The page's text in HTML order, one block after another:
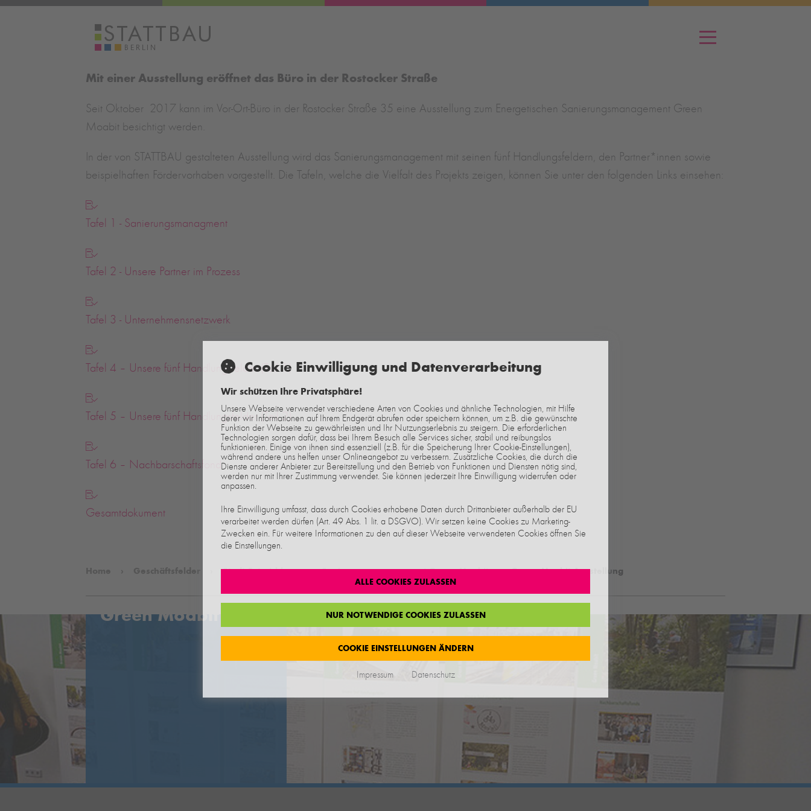
Mit einer Ausstellung eröffnet das Büro in der Rostocker Straße
Seit Oktober 2017 kann im Vor-Ort-Büro in der Rostocker Straße 35 eine Ausstellung zum Energetischen Sanierungsmanagement Green
Moabit besichtigt werden.
In der von STATTBAU gestalteten Ausstellung wird das Sanierungsmanagement mit seinen fünf Handlungsfeldern, den Partner*innen sowie
beispielhaften Fördervorhaben vorgestellt. Die Tafeln, welche die Vielfalt des Projekts zeigen, können Sie unter den folgenden Links einsehen:
Tafel 1 - Sanierungsmanagment
Tafel 2 - Unsere Partner im Prozess
Tafel 3 - Unternehmensnetzwerk
Tafel 4 – Unsere fünf Handlungsfelder (Teil 1)
Tafel 5 – Unsere fünf Handlungsfelder (Teil 2)
Tafel 6 – Nachbarschaftsfond
Gesamtdokument
Home Geschäftsfelder Stadt.Entwicklung Sanierungsmanagement Green Moabit Green Moabit Ausstellung
Green Moabit
Cookie Einwilligung und Datenverarbeitung
Wir schützen Ihre Privatsphäre!
Unsere Webseite verwendet verschiedene Arten von Cookies und ähnliche Technologien, mit Hilfe
derer wir Informationen auf Ihrem Endgerät abrufen oder speichern können, um z.B. die gewünschte
Funktion der Webseite zu gewährleisten und Ihr Nutzungserlebnis zu steigern. Die erforderlichen
Technologien sorgen dafür, dass bei Ihrem Besuch alle Services sicher, stabil und reibungslos
funktionieren. Einige von ihnen sind essenziell (z.B. für die Speicherung Ihrer Cookie-Einstellungen),
während andere uns helfen unser Onlineangebot zu verbessern. Zusätzliche Cookies, die durch die
Dienste anderer Anbieter zur Bereitstellung und den Betrieb von Funktionen und Diensten nötig sind,
werden nur mit Ihrer Zustimmung verwendet. Sie können jederzeit Ihre Einwilligung widerrufen oder
anpassen.
Ihre Einwilligung umfasst, dass durch Cookies erhobene Daten durch Drittanbieter außerhalb der EU
verarbeitet werden dürfen (Art. 49 Abs. 1 lit. a DSGVO). Wir setzen keine Cookies zu Marketing-
Zwecken ein. Für weitere Informationen zu den auf dieser Webseite verwendeten Cookies öffnen Sie
die Einstellungen.
ALLE COOKIES ZULASSEN
NUR NOTWENDIGE COOKIES ZULASSEN
COOKIE EINSTELLUNGEN ÄNDERN
Impressum Datenschutz